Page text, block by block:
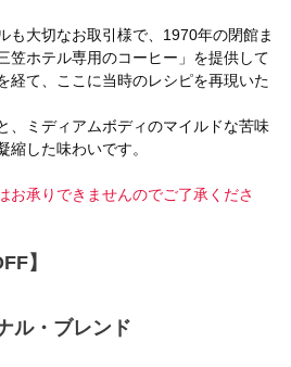
も大切なお取引様で、1970年の閉館ま
笠ホテル専用のコーヒー」を提供して
経て、ここに当時のレシピを再現いた
、ミディアムボディのマイルドな苦味
縮した味わいです。
承りできませんのでご了承くださ
】
ル・ブレンド